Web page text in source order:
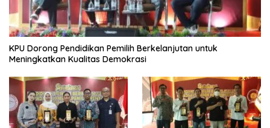
KPU Dorong Pendidikan Pemilih Berkelanjutan untuk
Meningkatkan Kualitas Demokrasi